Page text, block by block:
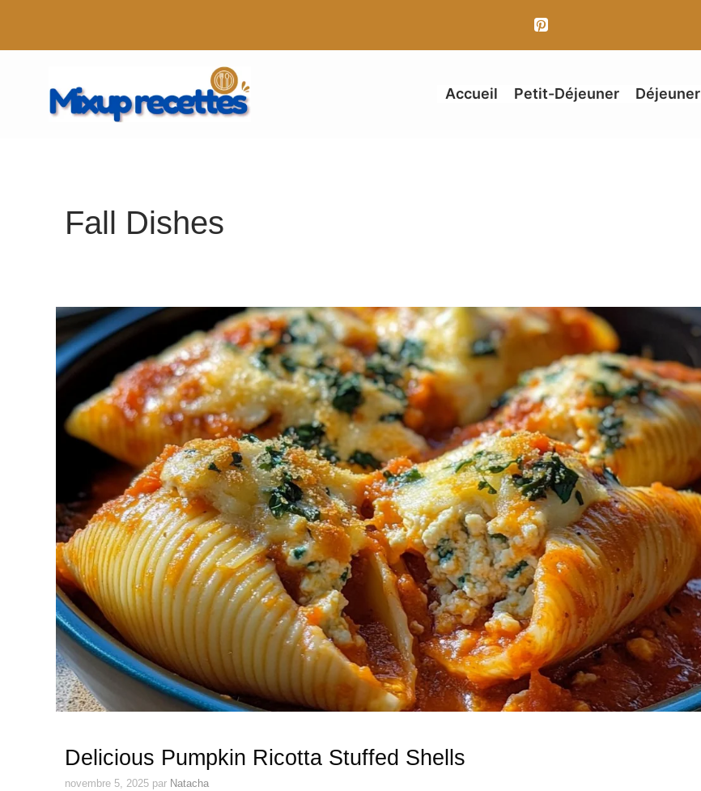
contenu
Accueil Petit-Déjeuner Déjeuner
Fall Dishes
Delicious Pumpkin Ricotta Stuffed Shells
novembre 5, 2025 par Natacha